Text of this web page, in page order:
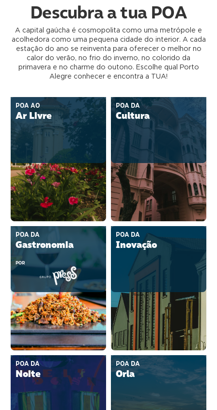
Descubra a tua POA
A capital gaúcha é cosmopolita como uma metrópole e
acolhedora como uma pequena cidade do interior. A cada
estação do ano se reinventa para oferecer o melhor no
calor do verão, no frio do inverno, no colorido da
primavera e no charme do outono. Escolhe qual Porto
Alegre conhecer e encontra a TUA!
POA AO
Ar Livre
POA DA
Cultura
POA DA
Gastronomia
POR
POA DA
Inovação
POA DA
Noite
POA DA
Orla